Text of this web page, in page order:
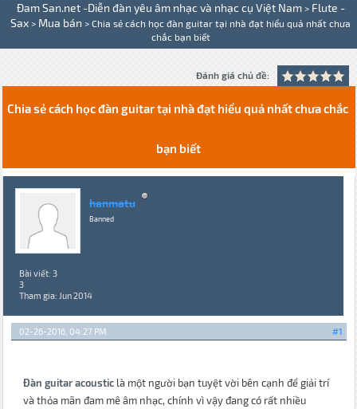
Đam San.net -Diễn đàn yêu âm nhạc và nhạc cụ Việt Nam > Flute -
Sax > Mua bán > Chia sẻ cách học đàn guitar tại nhà đạt hiểu quả nhất chưa
chắc bạn biết
Đánh giá chủ đề:
Chia sẻ cách học đàn guitar tại nhà đạt hiểu quả nhất chưa chắc
bạn biết
hanmatu
Banned
Bài viết: 3
3
Tham gia: Jun 2014
#1
02-26-2016, 04:27 PM
Đàn guitar acousticlà một người bạn tuyệt vời bên cạnh để giải trí
và thỏa mãn đam mê âm nhạc, chính vì vậy đang có rất nhiều